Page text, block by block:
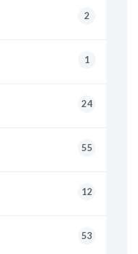
2
1
24
55
12
53